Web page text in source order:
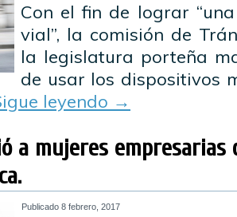
Con el fin de lograr
vial”, la comisión de
la legislatura porteña
de usar los dispositivos
leyendo →
a mujeres
Publicado 8 febrero, 2017